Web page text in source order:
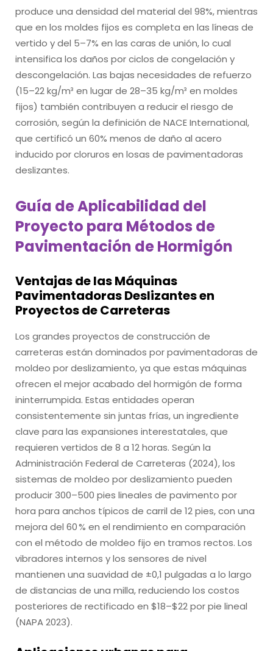
produce una densidad del material del 98%, mientras
que en los moldes fijos es completa en las líneas de
vertido y del 5–7% en las caras de unión, lo cual
intensifica los daños por ciclos de congelación y
descongelación. Las bajas necesidades de refuerzo
(15–22 kg/m³ en lugar de 28–35 kg/m³ en moldes
fijos) también contribuyen a reducir el riesgo de
corrosión, según la definición de NACE International,
que certificó un 60% menos de daño al acero
inducido por cloruros en losas de pavimentadoras
deslizantes.
Guía de Aplicabilidad del
Proyecto para Métodos de
Pavimentación de Hormigón
Ventajas de las Máquinas
Pavimentadoras Deslizantes en
Proyectos de Carreteras
Los grandes proyectos de construcción de
carreteras están dominados por pavimentadoras de
moldeo por deslizamiento, ya que estas máquinas
ofrecen el mejor acabado del hormigón de forma
ininterrumpida. Estas entidades operan
consistentemente sin juntas frías, un ingrediente
clave para las expansiones interestatales, que
requieren vertidos de 8 a 12 horas. Según la
Administración Federal de Carreteras (2024), los
sistemas de moldeo por deslizamiento pueden
producir 300–500 pies lineales de pavimento por
hora para anchos típicos de carril de 12 pies, con una
mejora del 60 % en el rendimiento en comparación
con el método de moldeo fijo en tramos rectos. Los
vibradores internos y los sensores de nivel
mantienen una suavidad de ±0,1 pulgadas a lo largo
de distancias de una milla, reduciendo los costos
posteriores de rectificado en $18–$22 por pie lineal
(NAPA 2023).